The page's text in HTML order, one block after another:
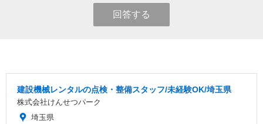
回答する
建設機械レンタルの点検・整備スタッフ/未経験OK/埼玉県
株式会社けんせつパーク
埼玉県